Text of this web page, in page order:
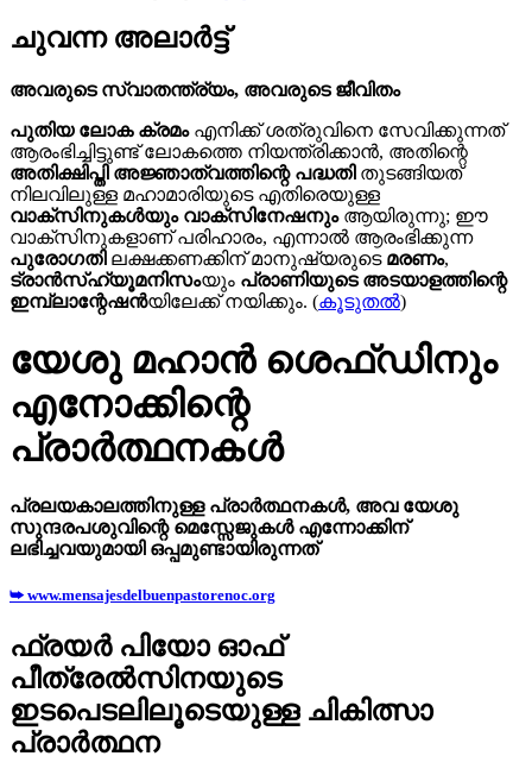
ചുവന്ന അലാർട്ട്
അവരുടെ സ്വാതന്ത്ര്യം, അവരുടെ ജീവിതം
പുതിയ ലോക ക്രമംഎനിക്ക് ശത്രുവിനെ സേവിക്കുന്നത്
ആരംഭിച്ചിട്ടുണ്ട് ലോകത്തെ നിയന്ത്രിക്കാൻ, അതിന്റെ
അതിക്ഷിപ്തി അജ്ഞാത്വത്തിന്റെ പദ്ധതിതുടങ്ങിയത്
നിലവിലുള്ള മഹാമാരിയുടെ എതിരെയുള്ള
വാക്സിനുകൾയും വാക്സിനേഷനുംആയിരുന്നു; ഈ
വാക്സിനുകളാണ് പരിഹാരം, എന്നാൽ ആരംഭിക്കുന്ന
പുരോഗതിലക്ഷക്കണക്കിന് മാനുഷ്യരുടെ മരണം,
ട്രാൻസ്ഹ്യൂമനിസംയും പ്രാണിയുടെ അടയാളത്തിന്റെ
ഇമ്പ്ലാന്റേഷൻയിലേക്ക് നയിക്കും. (കൂടുതൽ)
യേശു മഹാന്‍ ശെഫ്ഡിനും
എനോക്കിന്റെ
പ്രാർത്ഥനകള്‍
പ്രലയകാലത്തിനുള്ള പ്രാർത്ഥനകൾ, അവ യേശു
സുന്ദരപശുവിന്റെ മെസ്സേജുകൾ എന്നോക്കിന്
ലഭിച്ചവയുമായി ഒപ്പമുണ്ടായിരുന്നത്
➥ www.mensajesdelbuenpastorenoc.org
ഫ്രയർ പിയോ ഓഫ്
പീത്രേൽസിനയുടെ
ഇടപെടലിലൂടെയുള്ള ചികിത്സാ
പ്രാർത്ഥന